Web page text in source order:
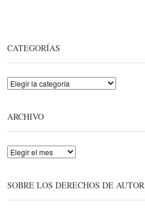
CATEGORÍAS
Categorías
ARCHIVO
Archivo
SOBRE LOS DERECHOS DE AUTOR